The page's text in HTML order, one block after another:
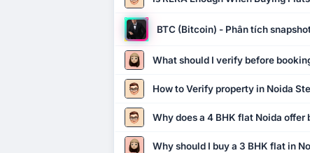
BTC (Bitcoin) - Phân tích
What should I verify before
How to Verify property in Noida
Why does a 4 BHK flat Noida offer
Why should I buy a 3 BHK flat in